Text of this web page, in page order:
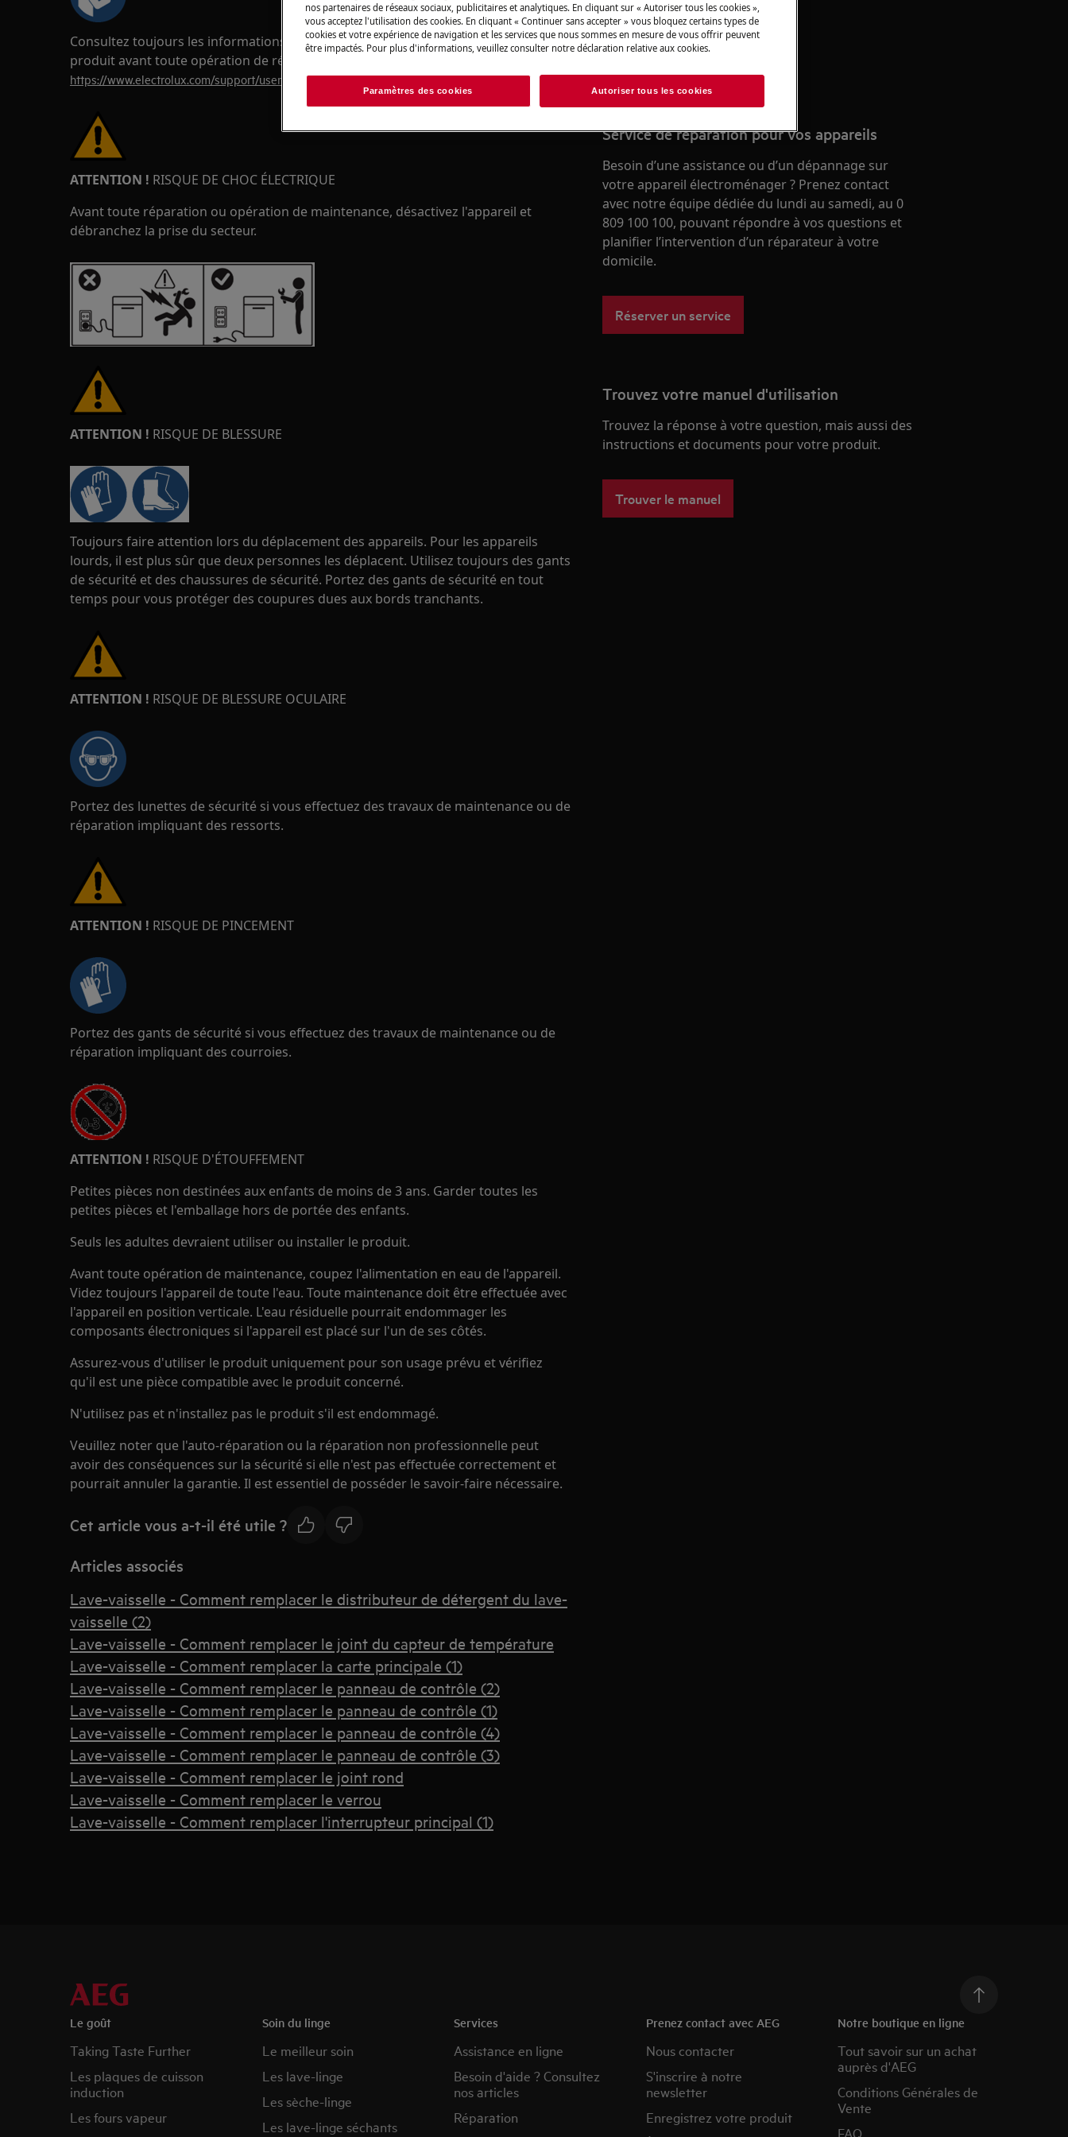
Consultez toujours les informations de sécurité du manuel d'utilisation de votre
produit avant toute opération de réparation ou de maintenance.
https://www.electrolux.com/support/user-manuals/
ATTENTION ! RISQUE DE CHOC ÉLECTRIQUE
Avant toute réparation ou opération de maintenance, désactivez l'appareil et
débranchez la prise du secteur.
ATTENTION ! RISQUE DE BLESSURE
Toujours faire attention lors du déplacement des appareils. Pour les appareils
lourds, il est plus sûr que deux personnes les déplacent. Utilisez toujours des gants
de sécurité et des chaussures de sécurité. Portez des gants de sécurité en tout
temps pour vous protéger des coupures dues aux bords tranchants.
ATTENTION ! RISQUE DE BLESSURE OCULAIRE
Portez des lunettes de sécurité si vous effectuez des travaux de maintenance ou de
réparation impliquant des ressorts.
ATTENTION ! RISQUE DE PINCEMENT
Portez des gants de sécurité si vous effectuez des travaux de maintenance ou de
réparation impliquant des courroies.
ATTENTION ! RISQUE D'ÉTOUFFEMENT
Petites pièces non destinées aux enfants de moins de 3 ans. Garder toutes les
petites pièces et l'emballage hors de portée des enfants.
Seuls les adultes devraient utiliser ou installer le produit.
Avant toute opération de maintenance, coupez l'alimentation en eau de l'appareil.
Videz toujours l'appareil de toute l'eau. Toute maintenance doit être effectuée avec
l'appareil en position verticale. L'eau résiduelle pourrait endommager les
composants électroniques si l'appareil est placé sur l'un de ses côtés.
Assurez-vous d'utiliser le produit uniquement pour son usage prévu et vérifiez
qu'il est une pièce compatible avec le produit concerné.
N'utilisez pas et n'installez pas le produit s'il est endommagé.
Veuillez noter que l'auto-réparation ou la réparation non professionnelle peut
avoir des conséquences sur la sécurité si elle n'est pas effectuée correctement et
pourrait annuler la garantie. Il est essentiel de posséder le savoir-faire nécessaire.
Cet article vous a-t-il été utile ?
Articles associés
Lave-vaisselle - Comment remplacer le distributeur de détergent du lave-
vaisselle (2)
Lave-vaisselle - Comment remplacer le joint du capteur de température
Lave-vaisselle - Comment remplacer la carte principale (1)
Lave-vaisselle - Comment remplacer le panneau de contrôle (2)
Lave-vaisselle - Comment remplacer le panneau de contrôle (1)
Lave-vaisselle - Comment remplacer le panneau de contrôle (4)
Lave-vaisselle - Comment remplacer le panneau de contrôle (3)
Lave-vaisselle - Comment remplacer le joint rond
Lave-vaisselle - Comment remplacer le verrou
Lave-vaisselle - Comment remplacer l'interrupteur principal (1)
Vers la boutique en ligne
Service de réparation pour vos appareils
Besoin d’une assistance ou d’un dépannage sur
votre appareil électroménager ? Prenez contact
avec notre équipe dédiée du lundi au samedi, au 0
809 100 100, pouvant répondre à vos questions et
planifier l’intervention d’un réparateur à votre
domicile.
Réserver un service
Trouvez votre manuel d'utilisation
Trouvez la réponse à votre question, mais aussi des
instructions et documents pour votre produit.
Trouver le manuel
Le goût
Taking Taste Further
Les plaques de cuisson
induction
Les fours vapeur
Soin du linge
Le meilleur soin
Les lave-linge
Les sèche-linge
Les lave-linge séchants
Services
Assistance en ligne
Besoin d'aide ? Consultez
nos articles
Réparation
Prenez contact avec AEG
Nous contacter
S'inscrire à notre
newsletter
Enregistrez votre produit
Notre boutique en ligne
Tout savoir sur un achat
auprès d'AEG
Conditions Générales de
Vente
FAQ
nos partenaires de réseaux sociaux, publicitaires et analytiques. En cliquant sur « Autoriser tous les cookies »,
vous acceptez l'utilisation des cookies. En cliquant « Continuer sans accepter » vous bloquez certains types de
cookies et votre expérience de navigation et les services que nous sommes en mesure de vous offrir peuvent
être impactés. Pour plus d'informations, veuillez consulter notre déclaration relative aux cookies.
Paramètres des cookies Autoriser tous les cookies